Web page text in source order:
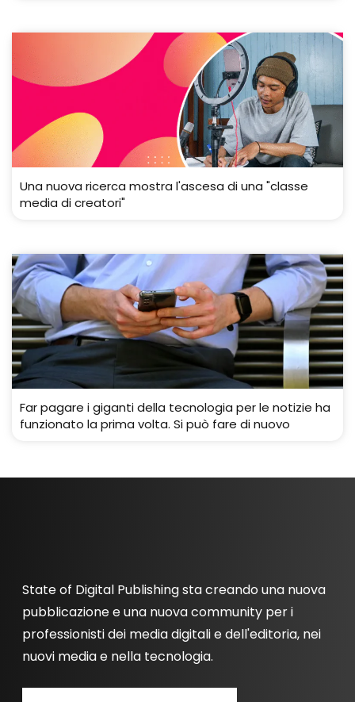
Una nuova ricerca mostra l'ascesa di una "classe
media di creatori"
Far pagare i giganti della tecnologia per le notizie ha
funzionato la prima volta. Si può fare di nuovo
State of Digital Publishing sta creando una nuova
pubblicazione e una nuova community per i
professionisti dei media digitali e dell'editoria, nei
nuovi media e nella tecnologia.